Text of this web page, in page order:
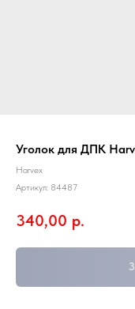
Уголок для ДПК
Harvex
Артикул: 84487
340,00 р.